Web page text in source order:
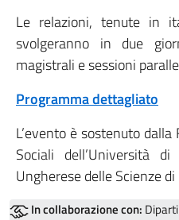
Le relazioni, tenute in
svolgeranno in due
magistrali e sessioni
Programma dettagliato
L’evento è sostenuto
Sociali dell’Università di
Ungherese delle Scienze di
In collaborazione con: